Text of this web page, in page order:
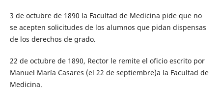
3 de octubre de 1890 la Facultad de Medicina pide que no
se acepten solicitudes de los alumnos que pidan dispensas
de los derechos de grado.
22 de octubre de 1890, Rector le remite el oficio escrito por
Manuel María Casares (el 22 de septiembre)a la Facultad de
Medicina.